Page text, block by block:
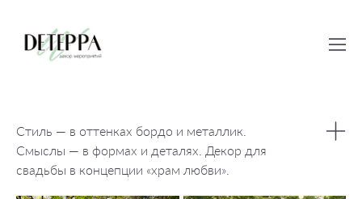
Стиль — в оттенках бордо и металлик.
Смыслы — в формах и деталях. Декор для
свадьбы в концепции «храм любви».